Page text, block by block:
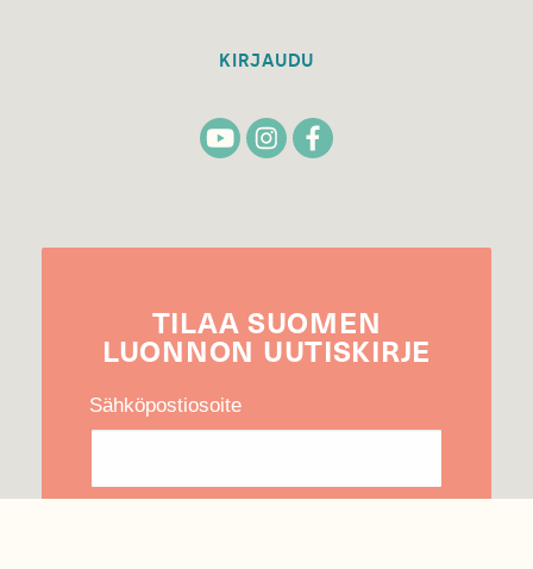
KIRJAUDU
TILAA SUOMEN
LUONNON UUTIS­KIRJE
Sähköpostiosoite